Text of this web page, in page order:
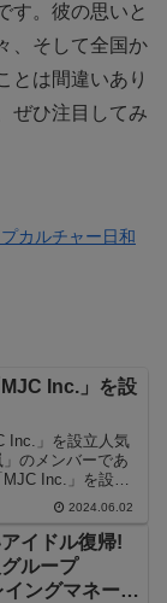
す。彼の思いと
、そして全国か
とは間違いあり
ぜひ注目してみ
カルチャー日和
Inc.」を設
Inc.」を設立人気
のメンバーであ
Inc.」を設立
ました。松本潤
に加え、新たなビ
会社を立ち上げ
2024.06.02
イドル復帰!
ループ
イングマネージ